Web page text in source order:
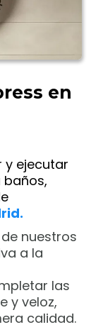
en
y ejecutar
nuestros
a la
las
y veloz,
calidad.